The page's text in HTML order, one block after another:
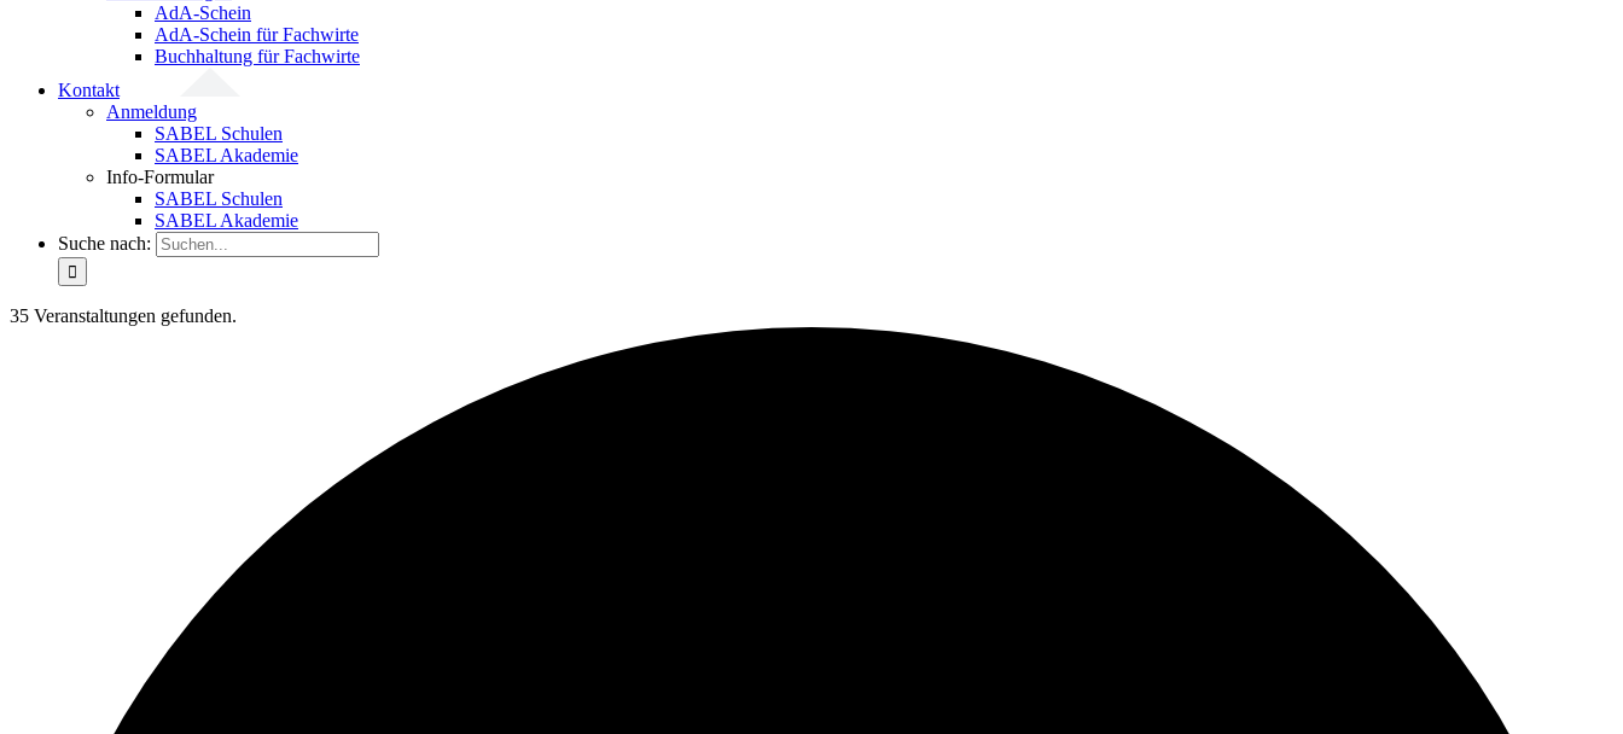
AdA-Schein
AdA-Schein für Fachwirte
Buchhaltung für Fachwirte
Kontakt
Anmeldung
SABEL Schulen
SABEL Akademie
Info-Formular
SABEL Schulen
SABEL Akademie
Suche nach:
35 Veranstaltungen gefunden.